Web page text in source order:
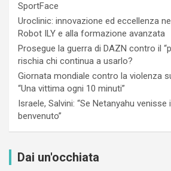
SportFace
Uroclinic: innovazione ed eccellenza
Robot ILY e alla formazione avanzata
Prosegue la guerra di DAZN contro il
rischia chi continua a usarlo?
Giornata mondiale contro la violenza
“Una vittima ogni 10 minuti”
Israele, Salvini: “Se Netanyahu venisse
benvenuto”
Dai un'occhiata